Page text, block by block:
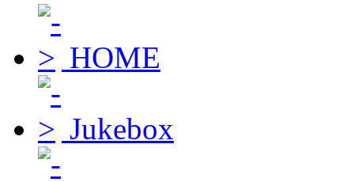
HOME
Jukebox